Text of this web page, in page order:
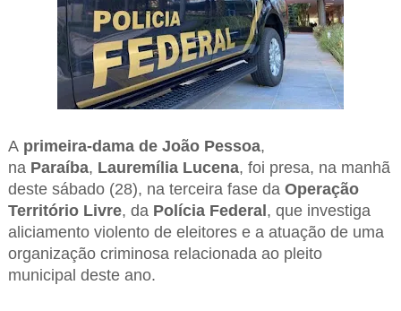
A primeira-dama de João Pessoa,
na Paraíba, Lauremília Lucena, foi presa, na manhã
deste sábado (28), na terceira fase daOperação
Território Livre, da Polícia Federal , que investiga
aliciamento violento de eleitores e a atuação de uma
organização criminosa relacionada ao pleito
municipal deste ano.